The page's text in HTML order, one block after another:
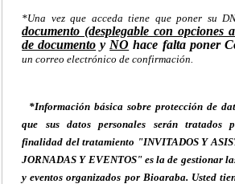
*Una vez que acceda tiene que poner su
documento (desplegable con opciones
de documento y NO hace falta poner
un correo electrónico de confirmación.
*Información básica sobre protección de
que sus datos personales serán tratados
finalidad del tratamiento "INVITADOS Y
JORNADAS Y EVENTOS" es la de gestionar
y eventos organizados por Bioaraba. Usted